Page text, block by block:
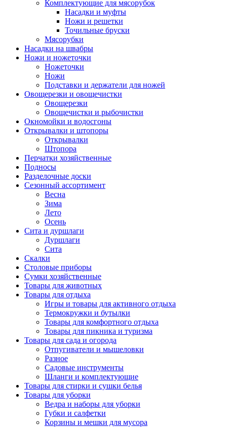
Комплектующие для мясорубок
Насадки и муфты
Ножи и решетки
Точильные бруски
Мясорубки
Насадки на швабры
Ножи и ножеточки
Ножеточки
Ножи
Подставки и держатели для ножей
Овощерезки и овощечистки
Овощерезки
Овощечистки и рыбочистки
Окномойки и водосгоны
Открывалки и штопоры
Открывалки
Штопора
Перчатки хозяйственные
Подносы
Разделочные доски
Сезонный ассортимент
Весна
Зима
Лето
Осень
Сита и дуршлаги
Дуршлаги
Сита
Скалки
Столовые приборы
Сумки хозяйственные
Товары для животных
Товары для отдыха
Игры и товары для активного отдыха
Термокружки и бутылки
Товары для комфортного отдыха
Товары для пикника и туризма
Товары для сада и огорода
Отпугиватели и мышеловки
Разное
Садовые инструменты
Шланги и комплектующие
Товары для стирки и сушки белья
Товары для уборки
Ведра и наборы для уборки
Губки и салфетки
Корзины и мешки для мусора